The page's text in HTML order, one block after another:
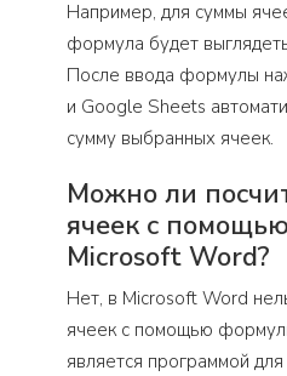
Например, для суммы
формула будет
После ввода формулы
и Google Sheets
сумму выбранных ячеек.
Можно ли
ячеек с
Microsoft Word?
Нет, в Microsoft Word
ячеек с помощью
является программой